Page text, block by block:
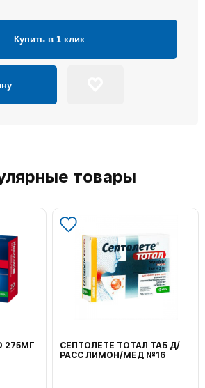
Купить в 1 клик
товары
275МГ
СЕПТОЛЕТЕ ТОТАЛ ТАБ Д/
РАСС ЛИМОН/МЕД №16